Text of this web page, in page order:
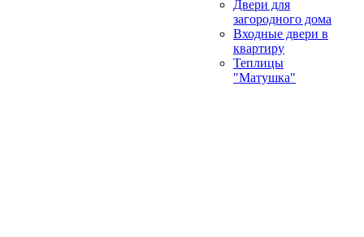
Двери для
загородного дома
Входные двери в
квартиру
Теплицы
"Матушка"